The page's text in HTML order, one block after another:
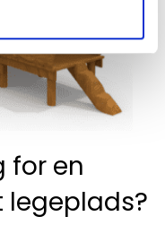
for en